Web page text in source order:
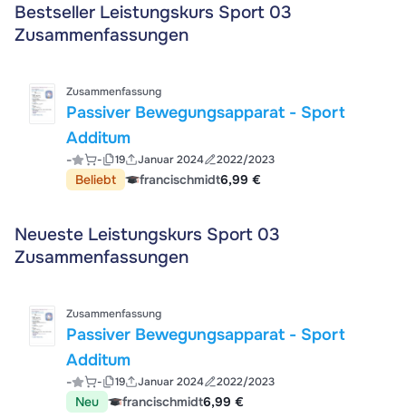
Bestseller Leistungskurs Sport 03
Zusammenfassungen
Zusammenfassung
Passiver Bewegungsapparat - Sport
Additum
- - 19 Januar 2024 2022/2023
Beliebt francischmidt6,99 €
Neueste Leistungskurs Sport 03
Zusammenfassungen
Zusammenfassung
Passiver Bewegungsapparat - Sport
Additum
- - 19 Januar 2024 2022/2023
Neu francischmidt6,99 €